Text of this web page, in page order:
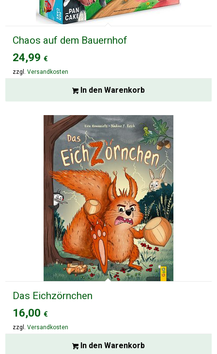
Chaos auf dem Bauernhof
24,99€
zzgl.Versandkosten
In den Warenkorb
Das Eichzörnchen
16,00€
zzgl.Versandkosten
In den Warenkorb